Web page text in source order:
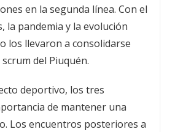
en la segunda línea. Con el
la pandemia y la evolución
los llevaron a consolidarse
del Piuquén.
deportivo, los tres
de mantener una
Los encuentros posteriores a